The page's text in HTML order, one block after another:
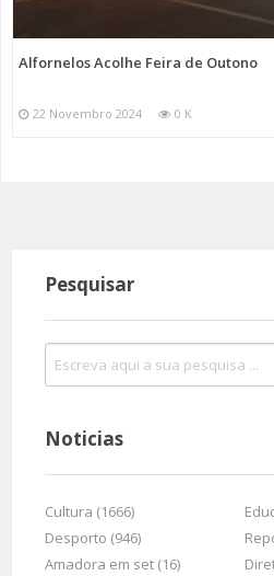
Alfornelos Acolhe Feira de Outono
22 Novembro 2024 0 K
Pesquisar
Noticias
Cultura (1666)
Desporto (946)
Amadora em set (16)